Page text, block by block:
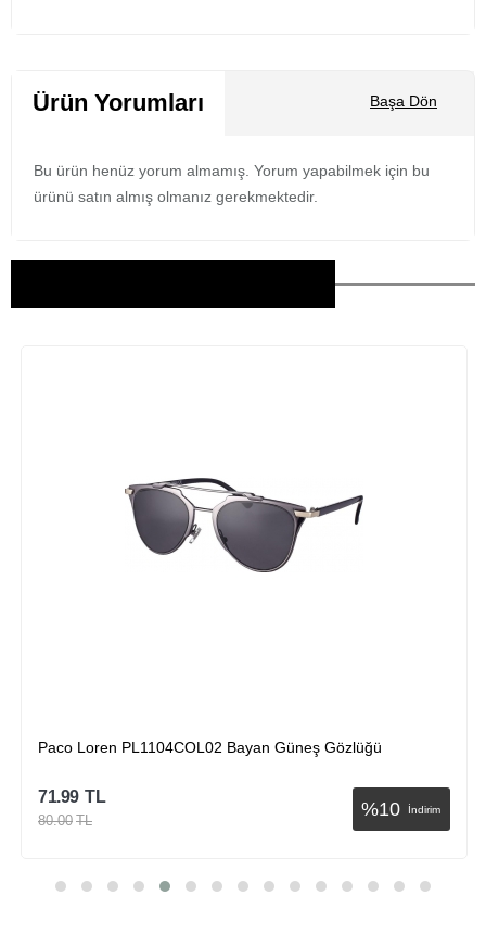
Ürün Yorumları Başa Dön
Bu ürün henüz yorum almamış. Yorum yapabilmek için bu
ürünü satın almış olmanız gerekmektedir.
Paco Loren PL1104COL02 Bayan Güneş Gözlüğü
%10 İndirim
71.99 TL
80.00 TL